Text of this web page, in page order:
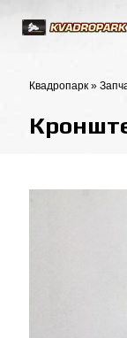
Квадропарк »